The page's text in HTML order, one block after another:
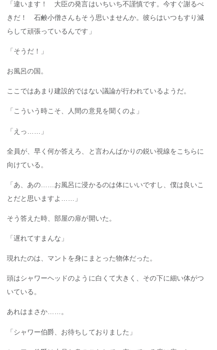
「違います！ 大臣の発言はいちいち不謹慎です。今すぐ謝るべ
きだ！ 石鹸小僧さんもそう思いませんか。彼らはいつもすり減
らして頑張っているんです」
「そうだ！」
お風呂の国。
ここではあまり建設的ではない議論が行われているようだ。
「こういう時こそ、人間の意見を聞くのよ」
「えっ……」
全員が、早く何か答えろ、と言わんばかりの鋭い視線をこちらに
向けている。
「あ、あの……お風呂に浸かるのは体にいいですし、僕は良いこ
とだと思いますよ……」
そう答えた時、部屋の扉が開いた。
「遅れてすまんな」
現れたのは、マントを身にまとった物体だった。
頭はシャワーヘッドのように白くて大きく、その下に細い体がつ
いている。
あれはまさか……。
「シャワー伯爵、お待ちしておりました」